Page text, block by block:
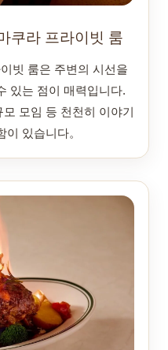
쿠라 프라이빗 룸
빗 룸은 주변의 시선을
있는 점이 매력입니다.
모임 등 천천히 이야기
있습니다。